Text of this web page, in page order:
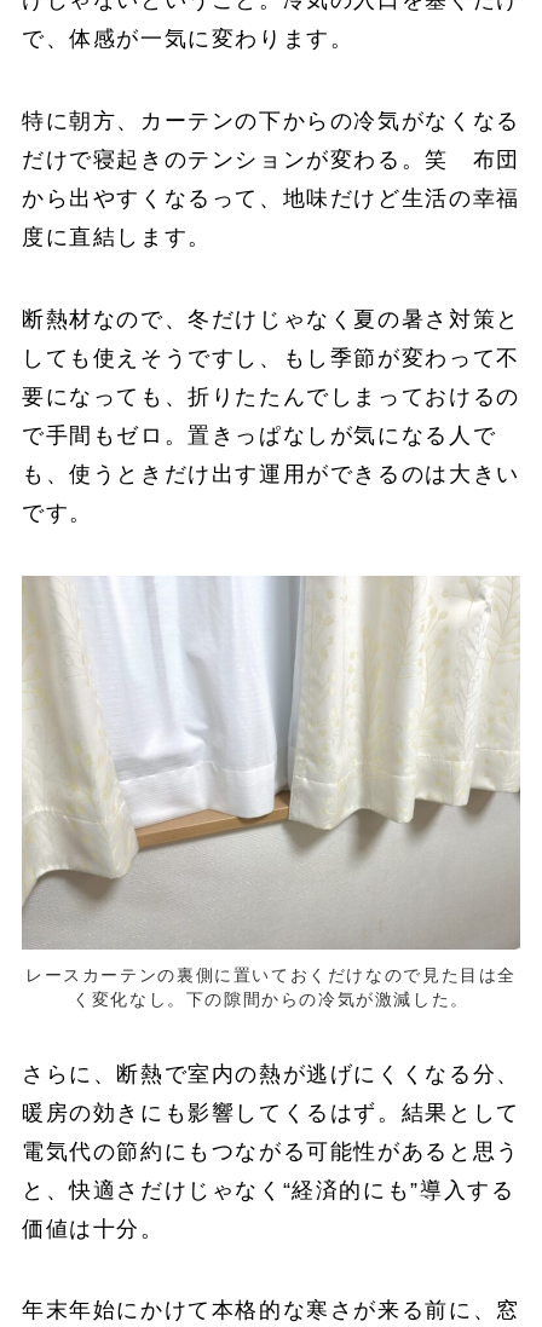
で、体感が一気に変わります。
特に朝方、カーテンの下からの冷気がなくなる
だけで寝起きのテンションが変わる。笑 布団
から出やすくなるって、地味だけど生活の幸福
度に直結します。
断熱材なので、冬だけじゃなく夏の暑さ対策と
しても使えそうですし、もし季節が変わって不
要になっても、折りたたんでしまっておけるの
で手間もゼロ。置きっぱなしが気になる人で
も、使うときだけ出す運用ができるのは大きい
です。
レースカーテンの裏側に置いておくだけなので見た目は全
く変化なし。下の隙間からの冷気が激減した。
さらに、断熱で室内の熱が逃げにくくなる分、
暖房の効きにも影響してくるはず。結果として
電気代の節約にもつながる可能性があると思う
と、快適さだけじゃなく“経済的にも”導入する
価値は十分。
年末年始にかけて本格的な寒さが来る前に、窓